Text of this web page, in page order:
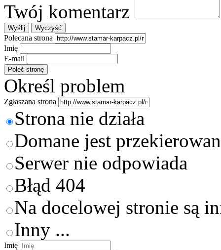
Twój komentarz
Polecana strona
Imię
E-mail
Określ problem
Zgłaszana strona
Strona nie działa
Domane jest
Serwer nie odpowiada
Błąd 404
Na docelowej stronie są
Inny ...
Imię